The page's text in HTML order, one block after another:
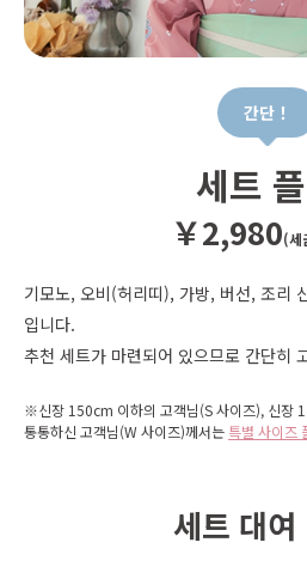
간단！
세트
￥2,980(세
기모노, 오비(허리띠), 가방, 버선, 조리
입니다.
추천 세트가 마련되어 있으므로 간단히
※신장 150cm 이하의 고객님(S 사이즈), 신장
통통하신 고객님(W 사이즈)께서는 특별 사이즈
세트 대여